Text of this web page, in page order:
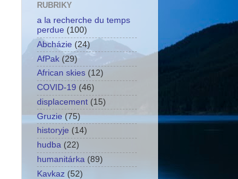
RUBRIKY
a la recherche du temps
perdue (100)
Abcházie (24)
AfPak (29)
African skies (12)
COVID-19 (46)
displacement (15)
Gruzie (75)
historyje (14)
hudba (22)
humanitárka (89)
Kavkaz (52)